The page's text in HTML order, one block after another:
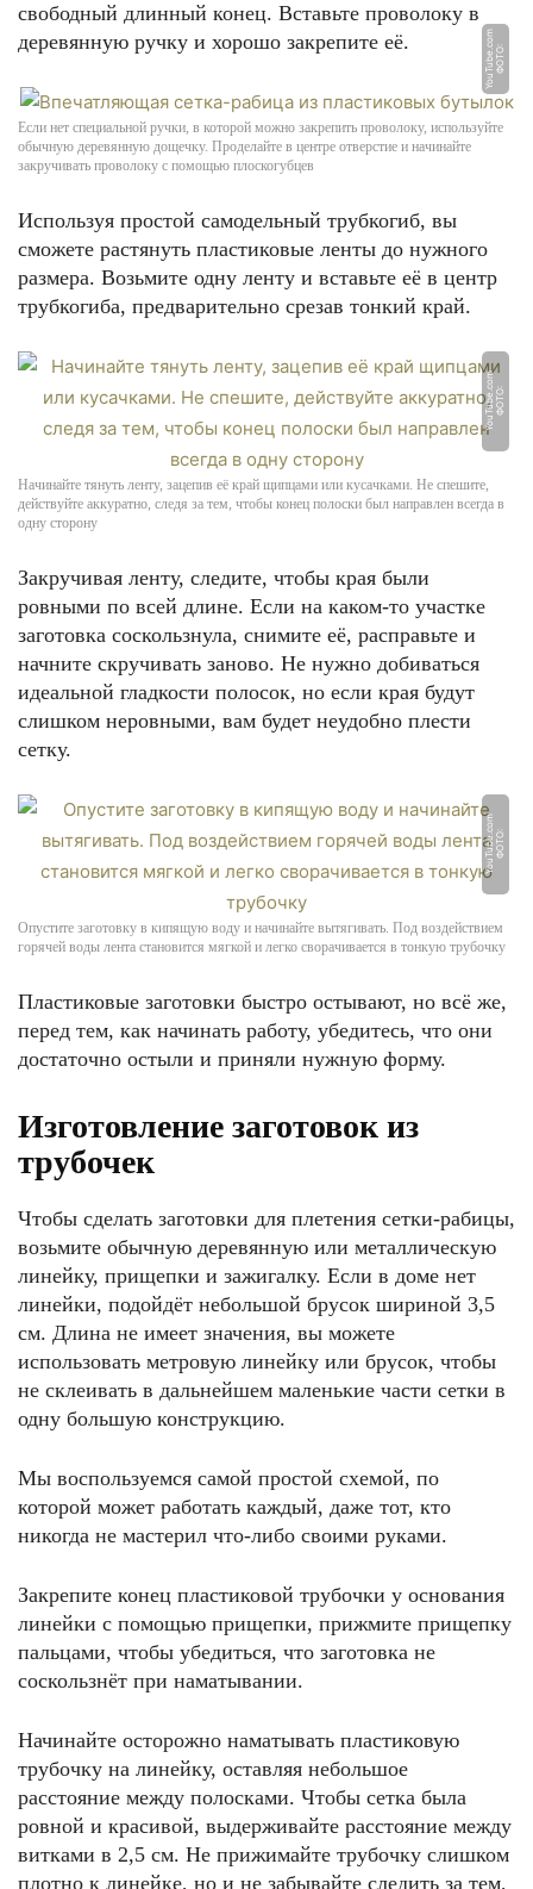
свободный длинный конец. Вставьте проволоку в
деревянную ручку и хорошо закрепите её.
Ф
О
Т
О:
Y
o
u
T
u
b
e.
c
o
m
Если нет специальной ручки, в которой можно закрепить проволоку, используйте
обычную деревянную дощечку. Проделайте в центре отверстие и начинайте
закручивать проволоку с помощью плоскогубцев
Используя простой самодельный трубкогиб, вы
сможете растянуть пластиковые ленты до нужного
размера. Возьмите одну ленту и вставьте её в центр
трубкогиба, предварительно срезав тонкий край.
Ф
О
Т
О:
Y
o
u
T
u
b
e.
c
o
m
Начинайте тянуть ленту, зацепив её край щипцами или кусачками. Не спешите,
действуйте аккуратно, следя за тем, чтобы конец полоски был направлен всегда в
одну сторону
Закручивая ленту, следите, чтобы края были
ровными по всей длине. Если на каком-то участке
заготовка соскользнула, снимите её, расправьте и
начните скручивать заново. Не нужно добиваться
идеальной гладкости полосок, но если края будут
слишком неровными, вам будет неудобно плести
сетку.
Ф
О
Т
О:
Y
o
u
T
u
b
e.
c
o
m
Опустите заготовку в кипящую воду и начинайте вытягивать. Под воздействием
горячей воды лента становится мягкой и легко сворачивается в тонкую трубочку
Пластиковые заготовки быстро остывают, но всё же,
перед тем, как начинать работу, убедитесь, что они
достаточно остыли и приняли нужную форму.
Изготовление заготовок из
трубочек
Чтобы сделать заготовки для плетения сетки-рабицы,
возьмите обычную деревянную или металлическую
линейку, прищепки и зажигалку. Если в доме нет
линейки, подойдёт небольшой брусок шириной 3,5
см. Длина не имеет значения, вы можете
использовать метровую линейку или брусок, чтобы
не склеивать в дальнейшем маленькие части сетки в
одну большую конструкцию.
Мы воспользуемся самой простой схемой, по
которой может работать каждый, даже тот, кто
никогда не мастерил что-либо своими руками.
Закрепите конец пластиковой трубочки у основания
линейки с помощью прищепки, прижмите прищепку
пальцами, чтобы убедиться, что заготовка не
соскользнёт при наматывании.
Начинайте осторожно наматывать пластиковую
трубочку на линейку, оставляя небольшое
расстояние между полосками. Чтобы сетка была
ровной и красивой, выдерживайте расстояние между
витками в 2,5 см. Не прижимайте трубочку слишком
плотно к линейке, но и не забывайте следить за тем,